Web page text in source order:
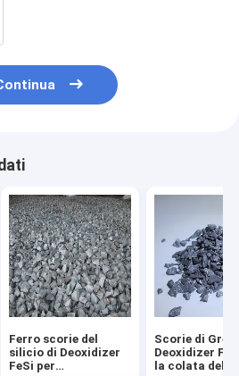
Ferro scorie del
silicio di Deoxidizer
FeSi per
Scorie di Grey
Deoxidizer
la colata del